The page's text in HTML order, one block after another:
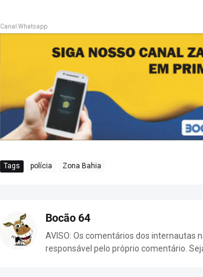
Canal Whatsapp
Tags polícia Zona Bahia
Bocão 64
AVISO: Os comentários dos internautas
responsável pelo próprio comentário.